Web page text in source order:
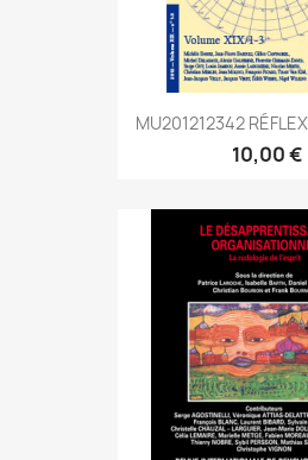
MU201212342
10,00 €